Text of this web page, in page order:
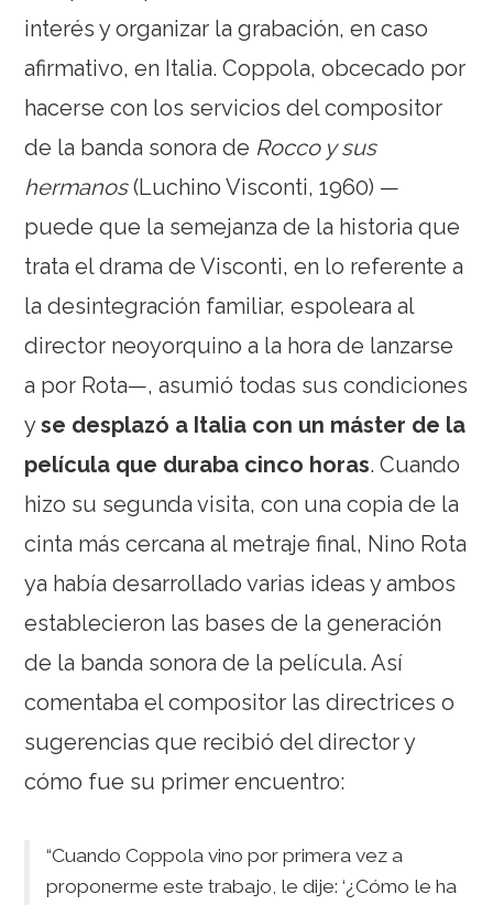
interés y organizar la grabación, en caso
afirmativo, en Italia. Coppola, obcecado por
hacerse con los servicios del compositor
de la banda sonora de Rocco y sus
hermanos(Luchino Visconti, 1960) —
puede que la semejanza de la historia que
trata el drama de Visconti, en lo referente a
la desintegración familiar, espoleara al
director neoyorquino a la hora de lanzarse
a por Rota—, asumió todas sus condiciones
yse desplazó a Italia con un máster de la
película que duraba cinco horas. Cuando
hizo su segunda visita, con una copia de la
cinta más cercana al metraje final, Nino Rota
ya había desarrollado varias ideas y ambos
establecieron las bases de la generación
de la banda sonora de la película. Así
comentaba el compositor las directrices o
sugerencias que recibió del director y
cómo fue su primer encuentro:
“Cuando Coppola vino por primera vez a
proponerme este trabajo, le dije: ‘¿Cómo le ha